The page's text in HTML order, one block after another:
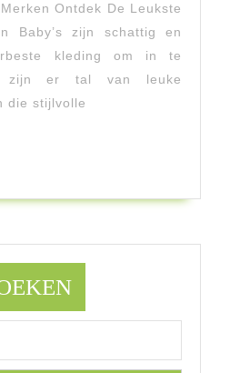
Schattigste
Babykleding
Merken
Kleintje
Ontdek De Leukste
Baby’s zijn schattig en
kleding om in te
zijn er tal van leuke
die stijlvolle